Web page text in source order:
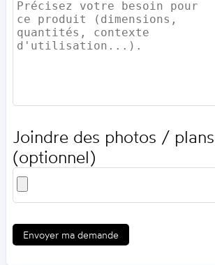
Joindre des photos / plans
(optionnel)
Envoyer ma demande